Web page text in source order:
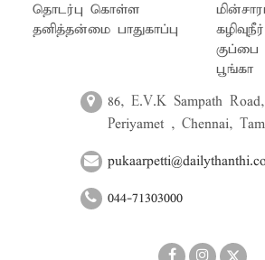
தொடர்பு கொள்ள
தனித்தன்மை பாதுகாப்பு
கழிவுநீர்
குப்பை
பூங்கா
86, E.V.K Sampath
Periyamet , Chennai,
044-71303000